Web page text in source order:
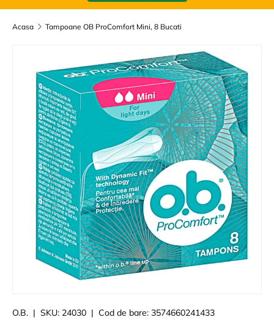
Acasa Tampoane OB ProComfort Mini, 8 Bucati
O.B. | SKU: 24030 | Cod de bare: 3574660241433